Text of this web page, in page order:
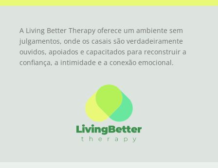
A Living Better Therapy oferece um ambiente sem
julgamentos, onde os casais são verdadeiramente
ouvidos, apoiados e capacitados para reconstruir a
confiança, a intimidade e a conexão emocional.